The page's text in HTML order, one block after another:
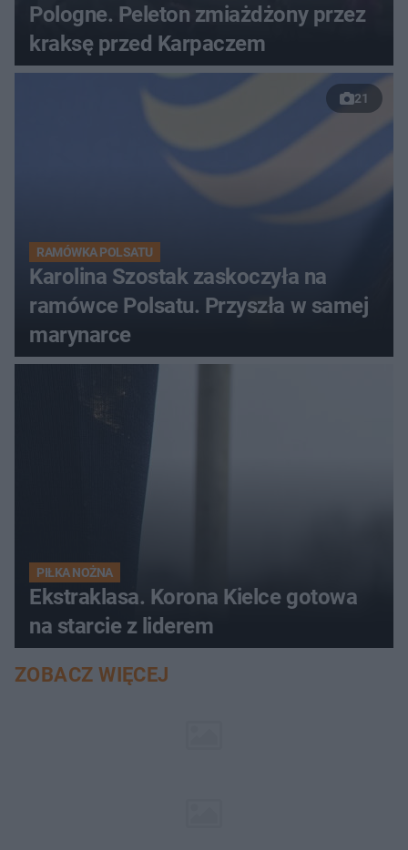
Pologne. Peleton zmiażdżony przez
kraksę przed Karpaczem
21
RAMÓWKA POLSATU
Karolina Szostak zaskoczyła na
ramówce Polsatu. Przyszła w samej
marynarce
PIŁKA NOŻNA
Ekstraklasa. Korona Kielce gotowa
na starcie z liderem
ZOBACZ WIĘCEJ